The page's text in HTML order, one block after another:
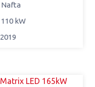
Nafta
110 kW
2019